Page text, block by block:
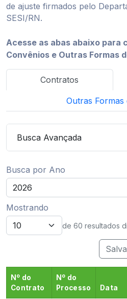
de ajuste firmados pelo
SESI/RN.
Acesse as abas abaixo para
Convênios e Outras Formas
Contratos
Outras Formas
Busca Avançada
Busca por Ano
Mostrando
de 60 resultados
Nº do
Contrato
Nº do
Processo
Data